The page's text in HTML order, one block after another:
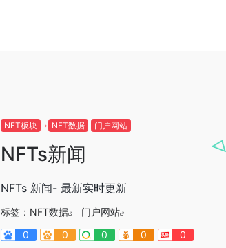
NFT板块 NFT数据 门户网站
NFTs新闻
NFTs 新闻- 最新实时更新
标签： NFT数据
门户网站
0
0 0 0 0